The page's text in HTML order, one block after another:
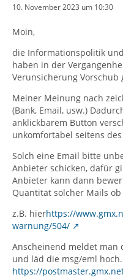
10. November 2023 um 10:30
Moin,
die Informationspolitik
haben in der
Verunsicherung Vorschub
Meiner Meinung nach
(Bank, Email, usw.)
anklickbarem Button
unkomfortabel seitens
Solch eine Email bitte
Anbieter schicken, dafür
Anbieter kann dann
Quantität solcher Mails
z.B. hierhttps://
warnung/504/
Anscheinend meldet man
und läd die msg/eml
https://